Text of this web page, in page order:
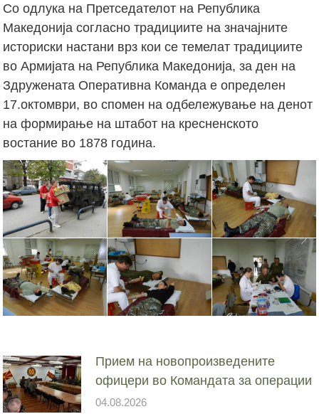
Со одлука на Претседателот на Република
Македонија согласно традициите на значајните
историски настани врз кои се темелат традициите
во Армијата на Република Македонија, за ден на
Здружената Оперативна Команда е определен
17.октомври, во спомен на одбележување на денот
на формирање на штабот на кресненското
востание во 1878 година.
Прием на новопроизведените
офицери во Командата за операции
04.08.2026